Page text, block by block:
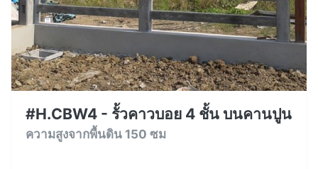
#H.CBW4 - รั้วคาวบอย 4 ชั้น บนคานปูน
ความสูงจากพื้นดิน 150 ซม